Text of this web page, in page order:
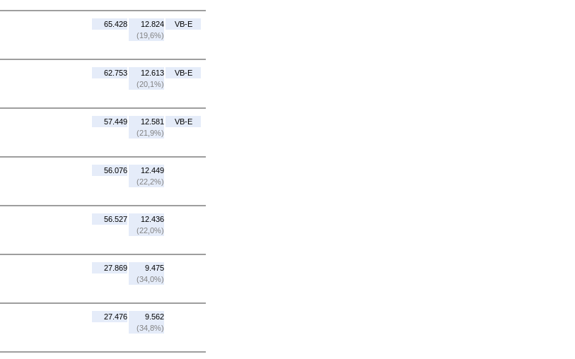
65.428
12.824
(19,6%)
VB-E
62.753
12.613
(20,1%)
VB-E
57.449
12.581
(21,9%)
VB-E
56.076
12.449
(22,2%)
56.527
12.436
(22,0%)
27.869
9.475
(34,0%)
27.476
9.562
(34,8%)